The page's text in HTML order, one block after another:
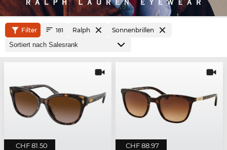
Filter 181 Ralph Sonnenbrillen
CHF 81.50 CHF 88.97